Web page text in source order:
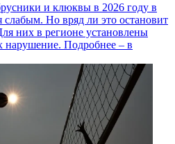
и клюквы в 2026 году в
слабым. Но вряд ли это остановит
них в регионе установлены
нарушение. Подробнее – в